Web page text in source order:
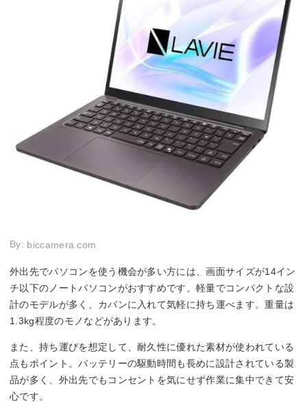
By: biccamera.com
外出先でパソコンを使う機会が多い方には、画面サイズが14イン
チ以下のノートパソコンがおすすめです。軽量でコンパクトな設
計のモデルが多く、カバンに入れて気軽に持ち運べます。重量は
1.3kg程度のモノなどがあります。
また、持ち運びを想定して、耐久性に優れた素材が使われている
点もポイント。バッテリーの駆動時間も長めに設計されている製
品が多く、外出先でもコンセントを気にせず作業に集中できて安
心です。